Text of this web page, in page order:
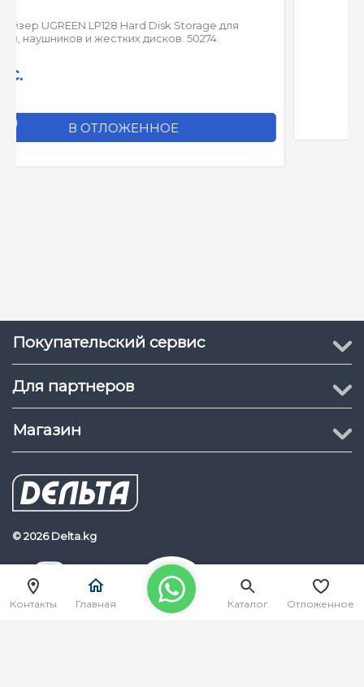
для
Лазерная указка UGREEN LP479 (2,4 Гц,
до 100 м, лазер 200 м, USB-A, 1хААА батарея)
Покупательский сервис
Для партнеров
Магазин
© 2026 Delta.kg
Delta.kg
Контакты Главная Каталог Отложенное